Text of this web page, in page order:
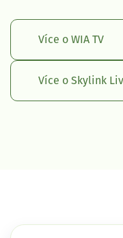
Více o WIA TV
Více o Skylink